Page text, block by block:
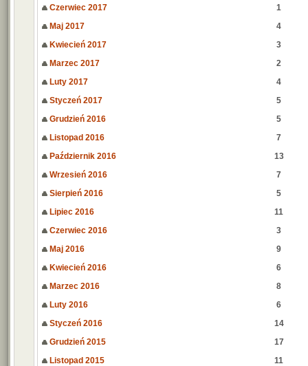
Czerwiec 2017
1
Maj 2017
4
Kwiecień 2017
3
Marzec 2017
2
Luty 2017
4
Styczeń 2017
5
Grudzień 2016
5
Listopad 2016
7
Październik 2016
13
Wrzesień 2016
7
Sierpień 2016
5
Lipiec 2016
11
Czerwiec 2016
3
Maj 2016
9
Kwiecień 2016
6
Marzec 2016
8
Luty 2016
6
Styczeń 2016
14
Grudzień 2015
17
Listopad 2015
11